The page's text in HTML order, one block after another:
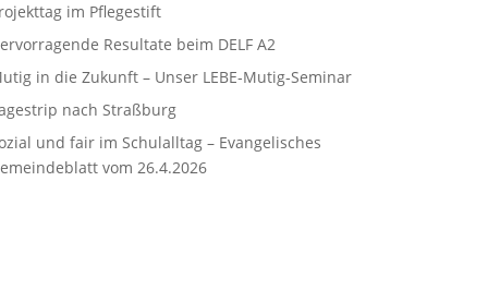
im Pflegestift
Resultate beim DELF A2
in die Zukunft – Unser LEBE‑Mutig‑Seminar
nach Straßburg
und fair im Schulalltag – Evangelisches
vom 26.4.2026